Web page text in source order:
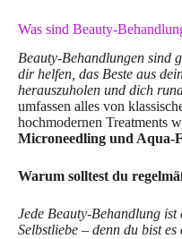
Was sind Beauty-
Beauty-Behandlungen sind
dir helfen, das Beste aus
herauszuholen und dich
umfassen alles von
hochmodernen Treatments
Microneedling und Aqua-
Warum solltest du
Jede Beauty-Behandlung ist
Selbstliebe – denn du bist